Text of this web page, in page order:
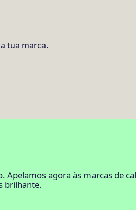
tua marca.
agora às marcas de
brilhante.